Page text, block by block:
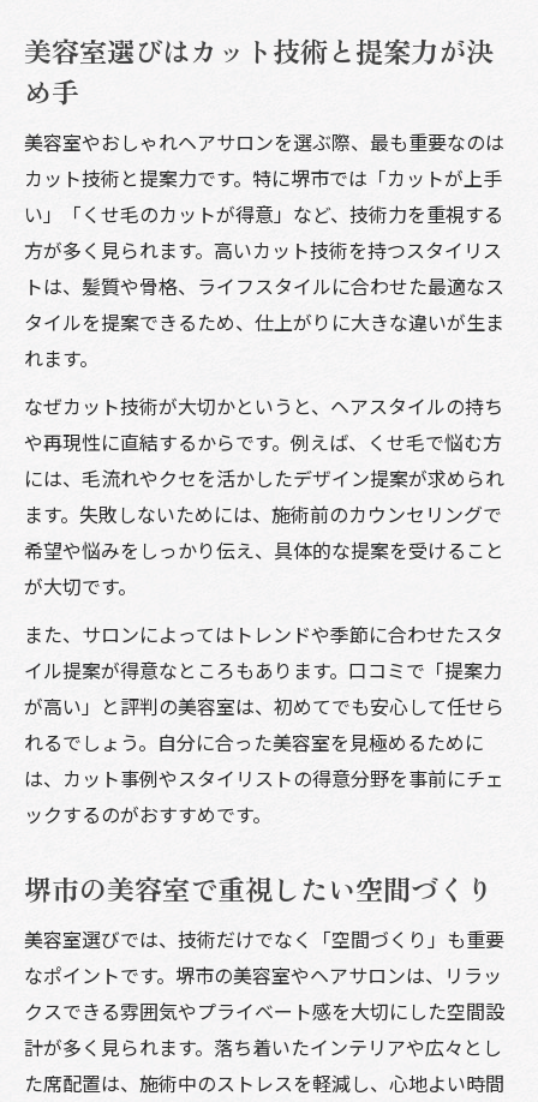
美容室選びはカット技術と提案力が決
め手
美容室やおしゃれヘアサロンを選ぶ際、最も重要なのは
カット技術と提案力です。特に堺市では「カットが上手
い」「くせ毛のカットが得意」など、技術力を重視する
方が多く見られます。高いカット技術を持つスタイリス
トは、髪質や骨格、ライフスタイルに合わせた最適なス
タイルを提案できるため、仕上がりに大きな違いが生ま
れます。
なぜカット技術が大切かというと、ヘアスタイルの持ち
や再現性に直結するからです。例えば、くせ毛で悩む方
には、毛流れやクセを活かしたデザイン提案が求められ
ます。失敗しないためには、施術前のカウンセリングで
希望や悩みをしっかり伝え、具体的な提案を受けること
が大切です。
また、サロンによってはトレンドや季節に合わせたスタ
イル提案が得意なところもあります。口コミで「提案力
が高い」と評判の美容室は、初めてでも安心して任せら
れるでしょう。自分に合った美容室を見極めるために
は、カット事例やスタイリストの得意分野を事前にチェ
ックするのがおすすめです。
堺市の美容室で重視したい空間づくり
美容室選びでは、技術だけでなく「空間づくり」も重要
なポイントです。堺市の美容室やヘアサロンは、リラッ
クスできる雰囲気やプライベート感を大切にした空間設
計が多く見られます。落ち着いたインテリアや広々とし
た席配置は、施術中のストレスを軽減し、心地よい時間